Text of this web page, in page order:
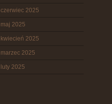
czerwiec 2025
maj 2025
kwiecień 2025
marzec 2025
luty 2025